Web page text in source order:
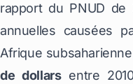
rapport du PNUD de
annuelles causées
Afrique
de dollarsentre